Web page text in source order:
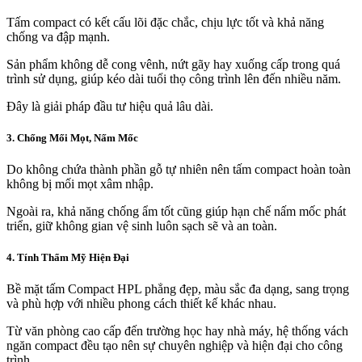
Tấm compact có kết cấu lõi đặc chắc, chịu lực tốt và khả năng
chống va đập mạnh.
Sản phẩm không dễ cong vênh, nứt gãy hay xuống cấp trong quá
trình sử dụng, giúp kéo dài tuổi thọ công trình lên đến nhiều năm.
Đây là giải pháp đầu tư hiệu quả lâu dài.
3. Chống Mối Mọt, Nấm Mốc
Do không chứa thành phần gỗ tự nhiên nên tấm compact hoàn toàn
không bị mối mọt xâm nhập.
Ngoài ra, khả năng chống ẩm tốt cũng giúp hạn chế nấm mốc phát
triển, giữ không gian vệ sinh luôn sạch sẽ và an toàn.
4. Tính Thẩm Mỹ Hiện Đại
Bề mặt tấm Compact HPL phẳng đẹp, màu sắc đa dạng, sang trọng
và phù hợp với nhiều phong cách thiết kế khác nhau.
Từ văn phòng cao cấp đến trường học hay nhà máy, hệ thống vách
ngăn compact đều tạo nên sự chuyên nghiệp và hiện đại cho công